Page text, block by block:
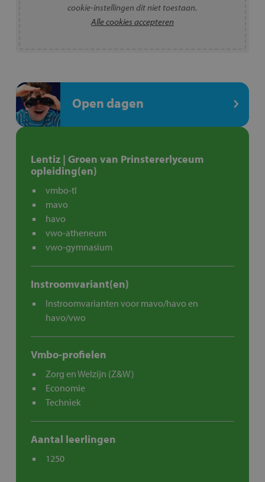
cookie-instellingen dit niet toestaan.
Alle cookies accepteren
Open dagen
Lentiz | Groen van Prinstererlyceum
opleiding(en)
vmbo-tl
mavo
havo
vwo-atheneum
vwo-gymnasium
Instroomvariant(en)
Instroomvarianten voor mavo/havo en
havo/vwo
Vmbo-profielen
Zorg en Welzijn (Z&W)
Economie
Techniek
Aantal leerlingen
1250